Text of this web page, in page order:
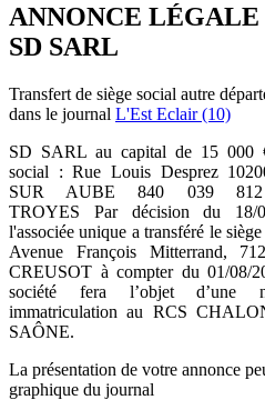
ANNONCE LÉGALE
SD SARL
Transfert de siège social autre
dans le journal L'Est Eclair (10)
SD SARL au capital de 15 000
social : Rue Louis Desprez
SUR AUBE 840 039
TROYES Par décision du 18/
l'associée unique a transféré le
Avenue François Mitterrand,
CREUSOT à compter du 01/08/
société fera l’objet d’une
immatriculation au RCS
SAÔNE.
La présentation de votre annonce
graphique du journal